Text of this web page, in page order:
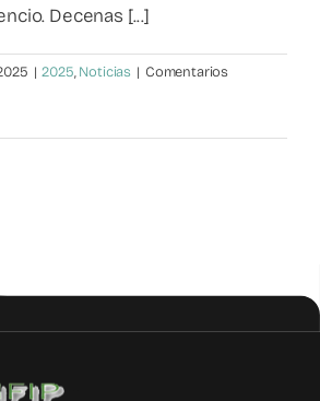
Decenas [...]
| 2025,Noticias | Comentarios